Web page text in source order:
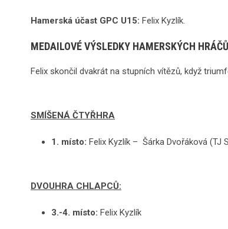
Hamerská účast GPC U15: Felix Kyzlík.
MEDAILOVÉ VÝSLEDKY HAMERSKÝCH HRÁČŮ
Felix skončil dvakrát na stupních vítězů, když
SMÍŠENÁ ČTYŘHRA
1. místo: Felix Kyzlík – Šárka Dvořáková (TJ
DVOUHRA CHLAPCŮ:
3.-4. místo: Felix Kyzlík